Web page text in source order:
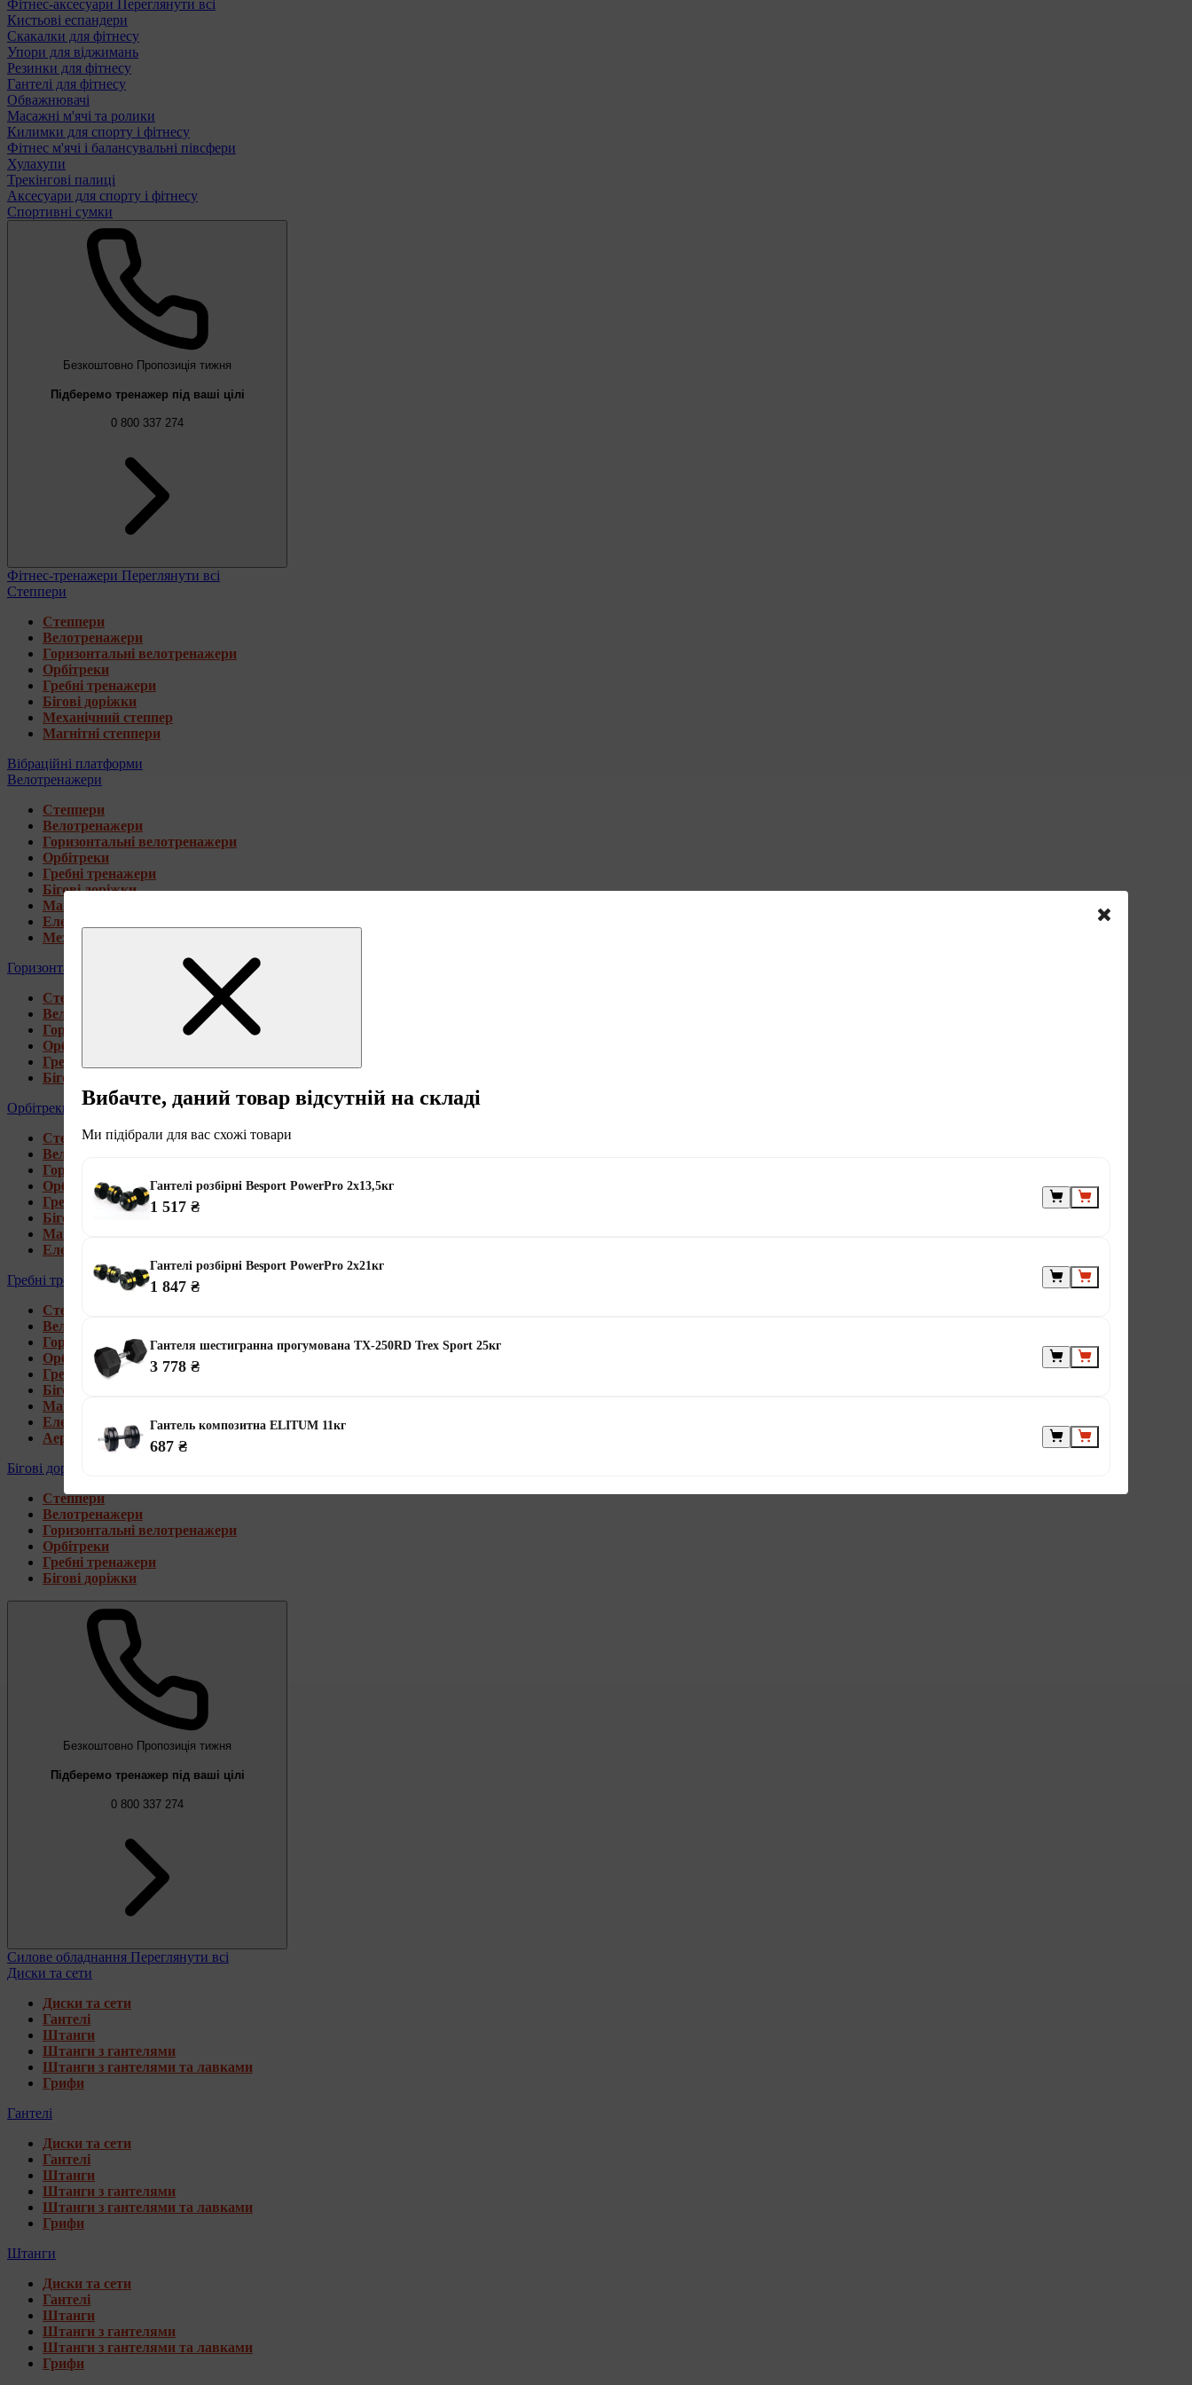
Фітнес-аксесуари
Переглянути всі
Кистьові еспандери
Скакалки для фітнесу
Упори для віджимань
Резинки для фітнесу
Гантелі для фітнесу
Обважнювачі
Масажні м'ячі та ролики
Килимки для спорту і фітнесу
Фітнес м'ячі і балансувальні півсфери
Хулахупи
Трекінгові палиці
Аксесуари для спорту і фітнесу
Спортивні сумки
Безкоштовно Пропозиція тижня
Підберемо тренажер під ваші цілі
0 800 337 274
Фітнес-тренажери Переглянути всі
Степпери
Степпери
Велотренажери
Горизонтальні велотренажери
Орбітреки
Гребні тренажери
Бігові доріжки
Механічний степпер
Магнітні степпери
Вібраційні платформи
Велотренажери
Степпери
Велотренажери
Горизонтальні велотренажери
Орбітреки
Гребні тренажери
Бігові доріжки
Магнітні велотренажери
Електромагнітні велотренажери
Механічні велотренажери
Горизонтальні велотренажери
Степпери
Велотренажери
Горизонтальні велотренажери
Орбітреки
Гребні тренажери
Бігові доріжки
Орбітреки
Степпери
Велотренажери
Горизонтальні велотренажери
Орбітреки
Гребні тренажери
Бігові доріжки
Магнітні орбітреки
Електромагнітні орбітреки
Гребні тренажери
Степпери
Велотренажери
Горизонтальні велотренажери
Орбітреки
Гребні тренажери
Бігові доріжки
Магнітні гребні тренажери
Електромагнітні гребні тренажери
Аеромагнітні гребні тренажери
Бігові доріжки
Степпери
Велотренажери
Горизонтальні велотренажери
Орбітреки
Гребні тренажери
Бігові доріжки
Безкоштовно Пропозиція тижня
Підберемо тренажер під ваші цілі
0 800 337 274
Силове обладнання Переглянути всі
Диски та сети
Диски та сети
Гантелі
Штанги
Штанги з гантелями
Штанги з гантелями та лавками
Грифи
Гантелі
Диски та сети
Гантелі
Штанги
Штанги з гантелями
Штанги з гантелями та лавками
Грифи
Штанги
Диски та сети
Гантелі
Штанги
Штанги з гантелями
Штанги з гантелями та лавками
Грифи
Вибачте, даний товар відсутній на складі
Ми підібрали для вас схожі товари
Гантелі розбірні Besport PowerPro 2х13,5кг
1 517 ₴
Гантелі розбірні Besport PowerPro 2х21кг
1 847 ₴
Гантеля шестигранна прогумована TX-250RD Trex Sport 25кг
3 778 ₴
Гантель композитна ELITUM 11кг
687 ₴